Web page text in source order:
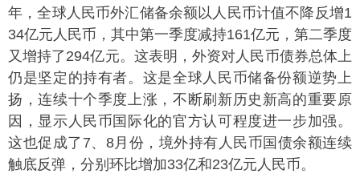
年，全球人民币外汇储备余额以人民币计值不降反增1
34亿元人民币，其中第一季度减持161亿元，第二季度
又增持了294亿元。这表明，外资对人民币债券总体上
仍是坚定的持有者。这是全球人民币储备份额逆势上
扬，连续十个季度上涨，不断刷新历史新高的重要原
因，显示人民币国际化的官方认可程度进一步加强。
这也促成了7、8月份，境外持有人民币国债余额连续
触底反弹，分别环比增加33亿和23亿元人民币。